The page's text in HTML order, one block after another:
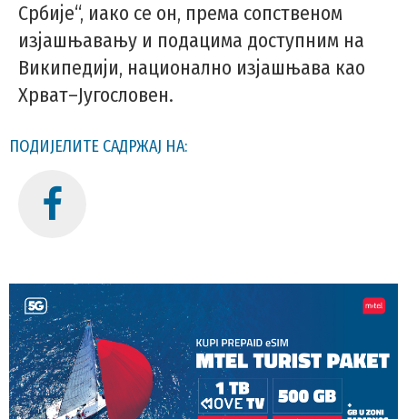
Србије“, иако се он, према сопственом
изјашњавању и подацима доступним на
Википедији, национално изјашњава као
Хрват–Југословен.
ПОДИЈЕЛИТЕ САДРЖАЈ НА: